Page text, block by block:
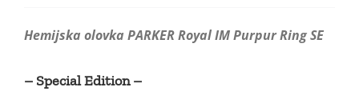
Hemijska olovka PARKER Royal IM Purpur Ring SE
– Special Edition –